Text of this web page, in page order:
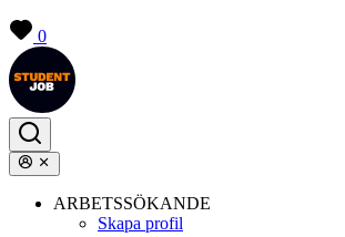
0
ARBETSSÖKANDE
Skapa profil